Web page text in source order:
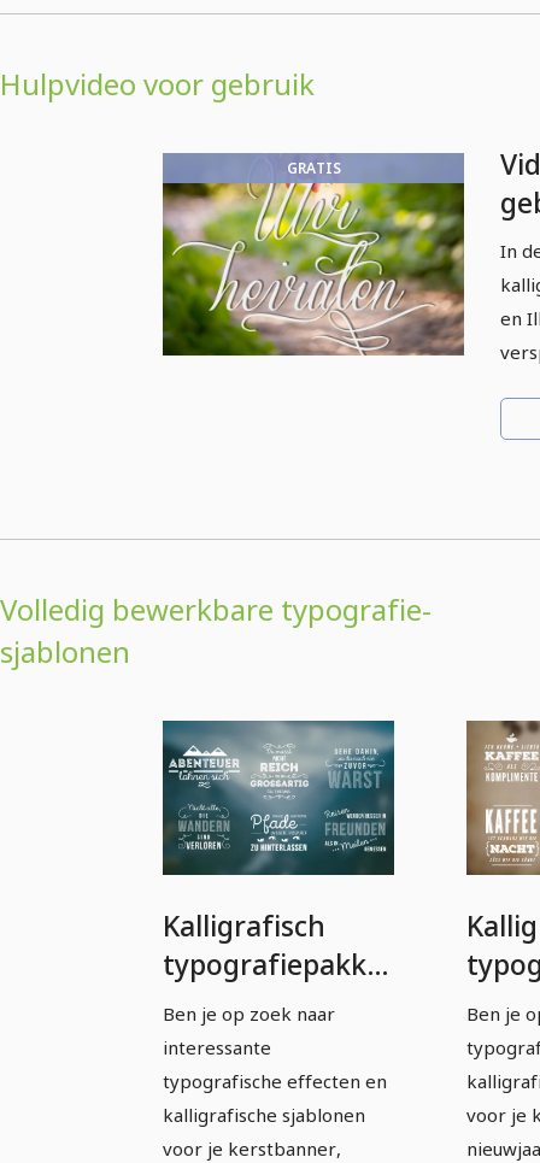
Hulpvideo voor gebruik
GRATIS
In
en
Volledig bewerkbare typografie-
sjablonen
Kalligrafisch
typografiepakket
- volledig
aanpasbare
sjablonen -
Avontuur
Ben je op zoek naar
interessante
typografische effecten en
kalligrafische sjablonen
voor je kerstbanner,
-
Ben je
voor je